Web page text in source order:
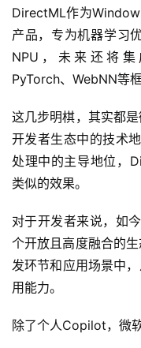
DirectML作为
产品，专为机器学习
NPU，未来还将集
PyTorch、WebNN等
这几步明棋，其实都
开发者生态中的技术
处理中的主导地位，
类似的效果。
对于开发者来说，如
个开放且高度融合的
发环节和应用场景中
用能力。
除了个人Copilot，微